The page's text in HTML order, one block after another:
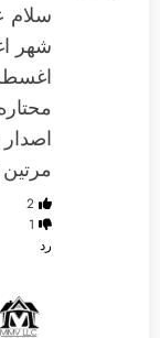
سلام
شهر
2
1
رد